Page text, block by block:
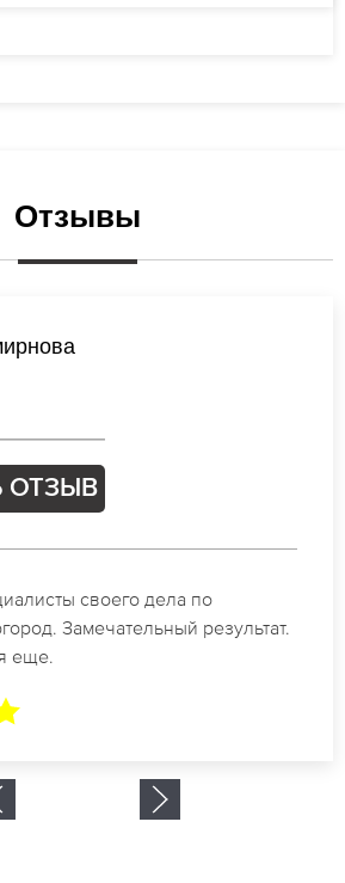
Отзывы
ОТЗЫВ
Заказывала маникюр на день
За 1.5 часа все было